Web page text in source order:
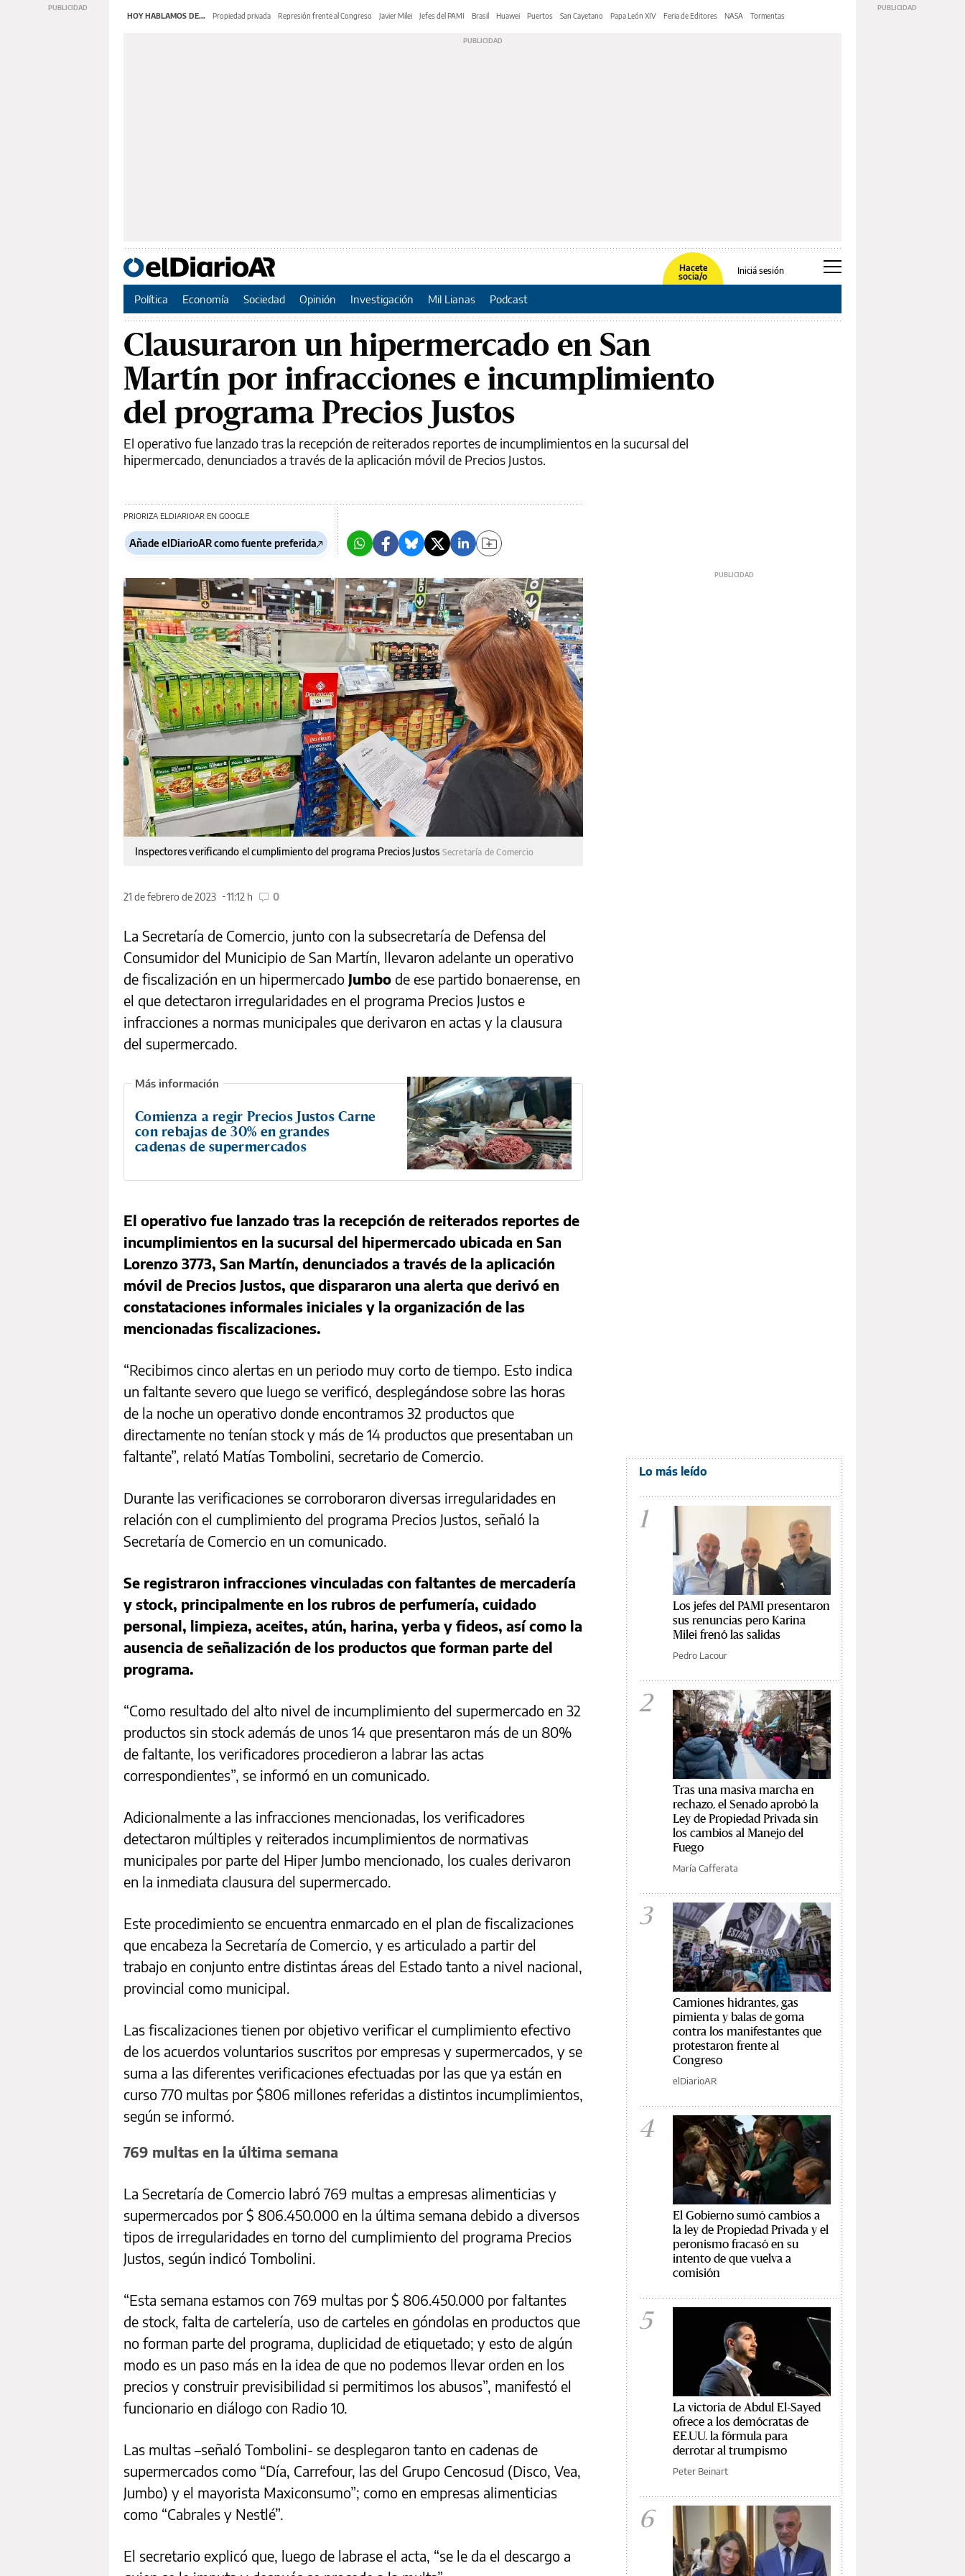
HOY HABLAMOS DE... Propiedad privada Represión frente al Congreso Javier Milei Jefes del PAMI Brasil Huawei Puertos San Cayetano Papa León XIV Feria de Editores NASA Tormentas
Hacete
socia/o
Iniciá sesión
Política Economía Sociedad Opinión Investigación Mil Lianas Podcast
Clausuraron un hipermercado en San
Martín por infracciones e incumplimiento
del programa Precios Justos
El operativo fue lanzado tras la recepción de reiterados reportes de incumplimientos en la sucursal del
hipermercado, denunciados a través de la aplicación móvil de Precios Justos.
PRIORIZA ELDIARIOAR EN GOOGLE
Añade elDiarioAR como fuente preferida
Inspectores verificando el cumplimiento del programa Precios Justos Secretaría de Comercio
21 de febrero de 2023 11:12 h 0
La Secretaría de Comercio, junto con la subsecretaría de Defensa del
Consumidor del Municipio de San Martín, llevaron adelante un operativo
de fiscalización en un hipermercado Jumbo de ese partido bonaerense, en
el que detectaron irregularidades en el programa Precios Justos e
infracciones a normas municipales que derivaron en actas y la clausura
del supermercado.
Comienza a regir Precios Justos Carne
con rebajas de 30% en grandes
cadenas de supermercados
El operativo fue lanzado tras la recepción de reiterados reportes de
incumplimientos en la sucursal del hipermercado ubicada en San
Lorenzo 3773, San Martín, denunciados a través de la aplicación
móvil de Precios Justos, que dispararon una alerta que derivó en
constataciones informales iniciales y la organización de las
mencionadas fiscalizaciones.
“Recibimos cinco alertas en un periodo muy corto de tiempo. Esto indica
un faltante severo que luego se verificó, desplegándose sobre las horas
de la noche un operativo donde encontramos 32 productos que
directamente no tenían stock y más de 14 productos que presentaban un
faltante”, relató Matías Tombolini, secretario de Comercio.
Durante las verificaciones se corroboraron diversas irregularidades en
relación con el cumplimiento del programa Precios Justos, señaló la
Secretaría de Comercio en un comunicado.
Se registraron infracciones vinculadas con faltantes de mercadería
y stock, principalmente en los rubros de perfumería, cuidado
personal, limpieza, aceites, atún, harina, yerba y fideos, así como la
ausencia de señalización de los productos que forman parte del
programa.
“Como resultado del alto nivel de incumplimiento del supermercado en 32
productos sin stock además de unos 14 que presentaron más de un 80%
de faltante, los verificadores procedieron a labrar las actas
correspondientes”, se informó en un comunicado.
Adicionalmente a las infracciones mencionadas, los verificadores
detectaron múltiples y reiterados incumplimientos de normativas
municipales por parte del Hiper Jumbo mencionado, los cuales derivaron
en la inmediata clausura del supermercado.
Este procedimiento se encuentra enmarcado en el plan de fiscalizaciones
que encabeza la Secretaría de Comercio, y es articulado a partir del
trabajo en conjunto entre distintas áreas del Estado tanto a nivel nacional,
provincial como municipal.
Las fiscalizaciones tienen por objetivo verificar el cumplimiento efectivo
de los acuerdos voluntarios suscritos por empresas y supermercados, y se
suma a las diferentes verificaciones efectuadas por las que ya están en
curso 770 multas por $806 millones referidas a distintos incumplimientos,
según se informó.
769 multas en la última semana
La Secretaría de Comercio labró 769 multas a empresas alimenticias y
supermercados por $ 806.450.000 en la última semana debido a diversos
tipos de irregularidades en torno del cumplimiento del programa Precios
Justos, según indicó Tombolini.
“Esta semana estamos con 769 multas por $ 806.450.000 por faltantes
de stock, falta de cartelería, uso de carteles en góndolas en productos que
no forman parte del programa, duplicidad de etiquetado; y esto de algún
modo es un paso más en la idea de que no podemos llevar orden en los
precios y construir previsibilidad si permitimos los abusos”, manifestó el
funcionario en diálogo con Radio 10.
Las multas –señaló Tombolini- se desplegaron tanto en cadenas de
supermercados como “Día, Carrefour, las del Grupo Cencosud (Disco, Vea,
Jumbo) y el mayorista Maxiconsumo”; como en empresas alimenticias
como “Cabrales y Nestlé”.
El secretario explicó que, luego de labrase el acta, “se le da el descargo a
Lo más leído
1
Los jefes del PAMI presentaron
sus renuncias pero Karina
Milei frenó las salidas
Pedro Lacour
2
Tras una masiva marcha en
rechazo, el Senado aprobó la
Ley de Propiedad Privada sin
los cambios al Manejo del
Fuego
María Cafferata
3
Camiones hidrantes, gas
pimienta y balas de goma
contra los manifestantes que
protestaron frente al
Congreso
elDiarioAR
4
El Gobierno sumó cambios a
la ley de Propiedad Privada y el
peronismo fracasó en su
intento de que vuelva a
comisión
5
La victoria de Abdul El-Sayed
ofrece a los demócratas de
EE.UU. la fórmula para
derrotar al trumpismo
Peter Beinart
6